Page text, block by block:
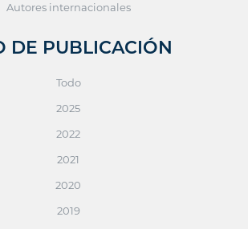
Autores internacionales
DE PUBLICACIÓN
Todo
2025
2022
2021
2020
2019